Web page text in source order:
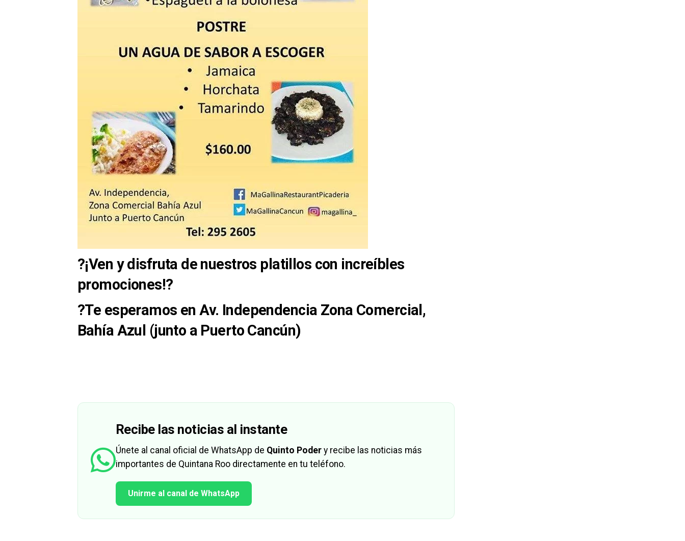
?¡Ven y disfruta de nuestros platillos con increíbles
promociones!?
?Te esperamos en Av. Independencia Zona Comercial,
Bahía Azul (junto a Puerto Cancún)
Recibe las noticias al instante
Únete al canal oficial de WhatsApp de Quinto Poder y recibe las noticias más
importantes de Quintana Roo directamente en tu teléfono.
Unirme al canal de WhatsApp